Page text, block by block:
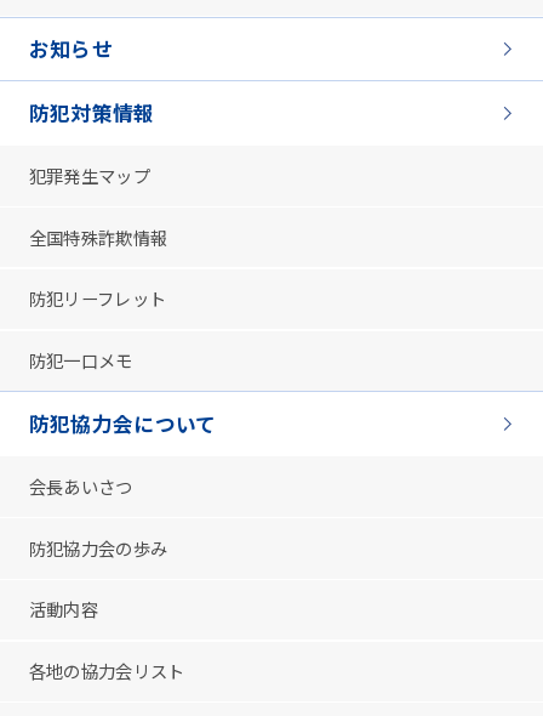
お知らせ
防犯対策情報
犯罪発生マップ
全国特殊詐欺情報
防犯リーフレット
防犯一口メモ
防犯協力会について
会長あいさつ
防犯協力会の歩み
活動内容
各地の協力会リスト